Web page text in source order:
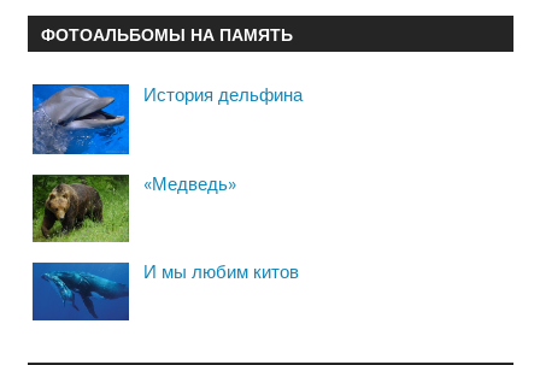
ФОТОАЛЬБОМЫ НА ПАМЯТЬ
История дельфина
«Медведь»
И мы любим китов